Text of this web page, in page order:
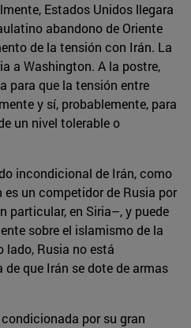
Estados Unidos llegara
abandono de Oriente
de la tensión con Irán. La
a Washington. A la postre,
para que la tensión entre
y sí, probablemente, para
un nivel tolerable o
incondicional de Irán, como
un competidor de Rusia por
particular, en Siria–, y puede
sobre el islamismo de la
lado, Rusia no está
que Irán se dote de armas
por su gran